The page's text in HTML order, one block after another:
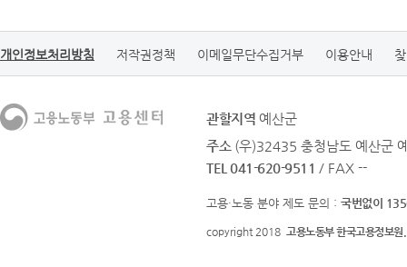
개인정보처리방침 저작권정책 이메일무단수집거부 이용안내
관할지역 예산군
주소 (우)32435 충청남도 예산군
TEL 041-620-9511 / FAX --
고용·노동 분야 제도 문의 : 국번없이
copyright 2018 고용노동부 한국고용정보원.